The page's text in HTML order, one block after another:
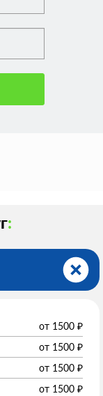
:
от 1500 ₽
от 1500 ₽
от 1500 ₽
от 1500 ₽